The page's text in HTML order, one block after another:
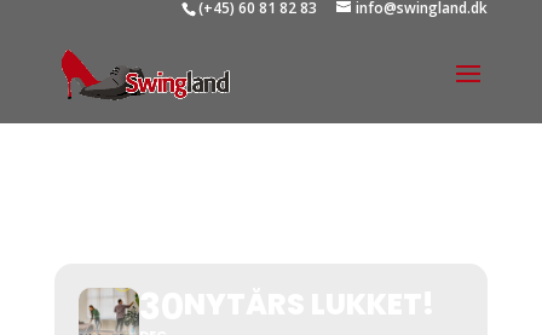
(+45) 60 81 82 83 info@swingland.dk
30